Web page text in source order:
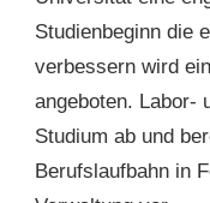
Studienbeginn die
verbessern wird
angeboten. Labor-
Studium ab und
Berufslaufbahn in